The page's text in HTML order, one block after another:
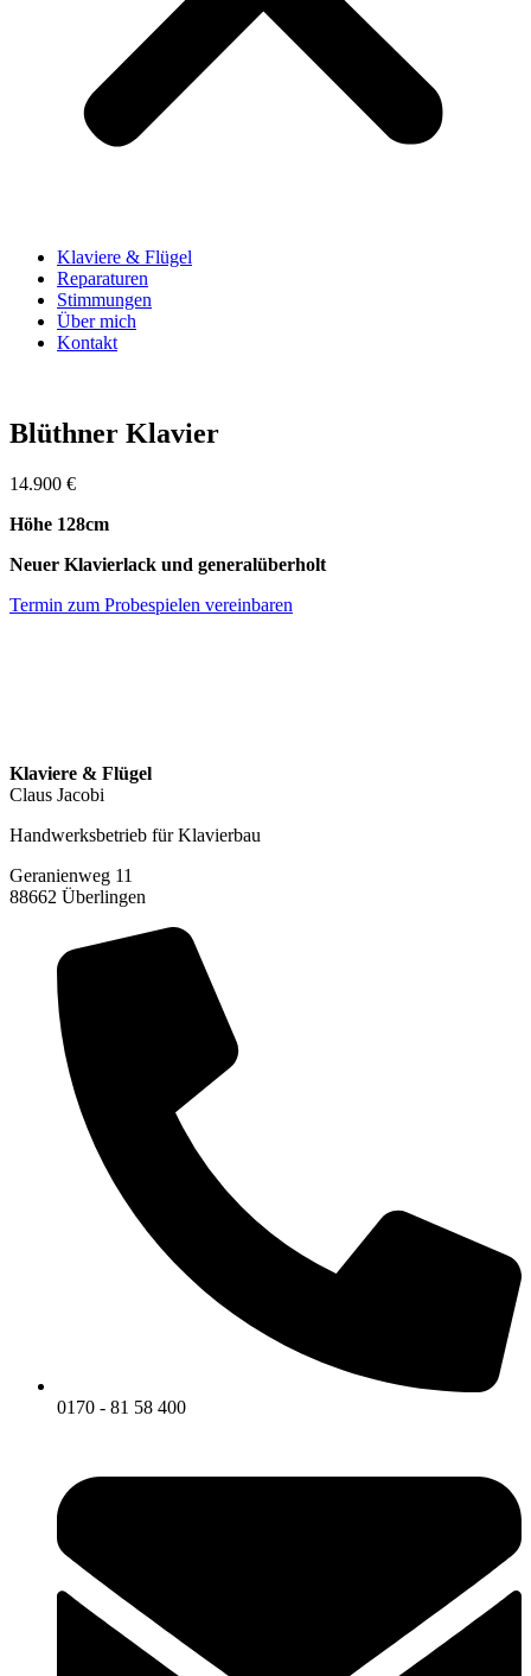
Klaviere & Flügel
Reparaturen
Stimmungen
Über mich
Kontakt
Blüthner Klavier
14.900 €
Höhe 128cm
Neuer Klavierlack und generalüberholt
Termin zum Probespielen vereinbaren
Klaviere & Flügel
Claus Jacobi
Handwerksbetrieb für Klavierbau
Geranienweg 11
88662 Überlingen
0170 - 81 58 400